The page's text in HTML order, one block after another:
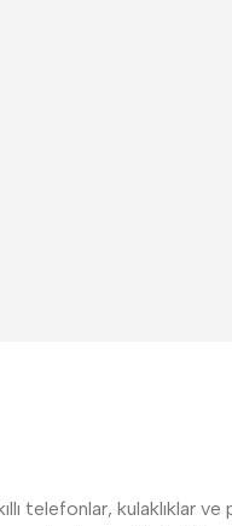
telefonlar,